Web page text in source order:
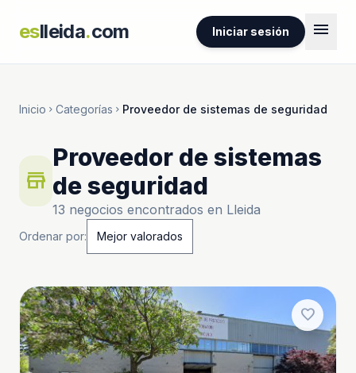
eslleida.com Iniciar sesión menu
Inicio chevron_right Categorías chevron_right Proveedor de sistemas de seguridad
store
Proveedor de sistemas
de seguridad
13 negocios encontrados en Lleida
Ordenar por:
favorite